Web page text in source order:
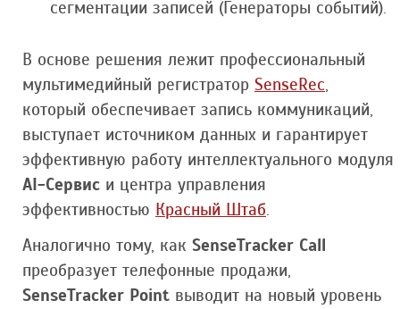
сегментации записей (Генераторы событий).
В основе решения лежит профессиональный
мультимедийный регистратор SenseRec,
который обеспечивает запись коммуникаций,
выступает источником данных и гарантирует
эффективную работу интеллектуального модуля
AI-Сервис и центра управления
эффективностью Красный Штаб.
Аналогично тому, как SenseTracker Call
преобразует телефонные продажи,
SenseTracker Point выводит на новый уровень